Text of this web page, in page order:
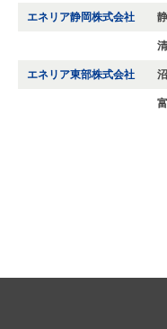
エネリア静岡株式会社
エネリア東部株式会社